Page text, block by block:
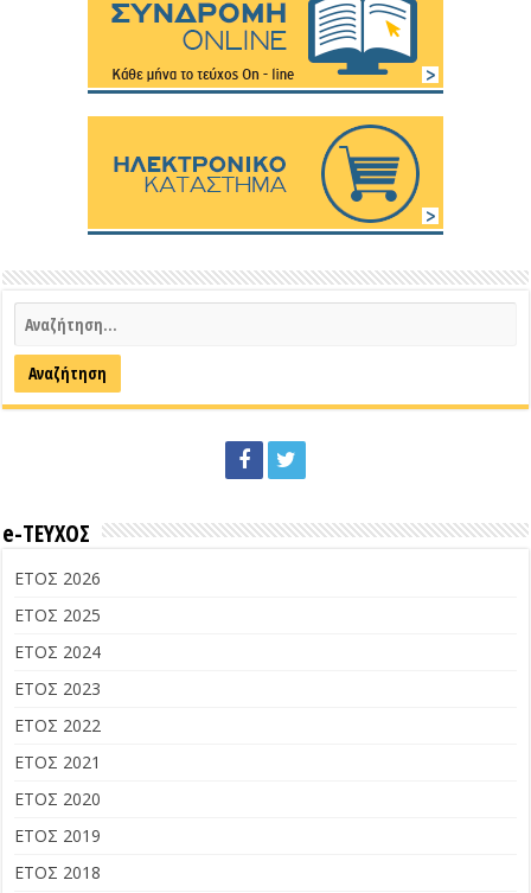
e-ΤΕΥΧΟΣ
ΕΤΟΣ 2026
ΕΤΟΣ 2025
ΕΤΟΣ 2024
ΕΤΟΣ 2023
ΕΤΟΣ 2022
ΕΤΟΣ 2021
ΕΤΟΣ 2020
ΕΤΟΣ 2019
ΕΤΟΣ 2018